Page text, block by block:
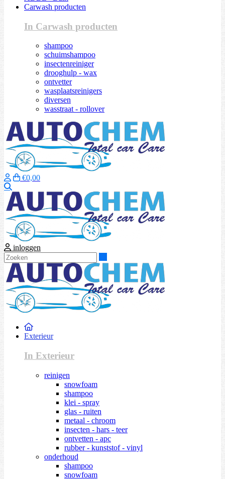
Carwash producten
In Carwash producten
shampoo
schuimshampoo
insectenreiniger
drooghulp - wax
ontvetter
wasplaatsreinigers
diversen
wasstraat - rollover
€0,00
inloggen
Exterieur
In Exterieur
reinigen
snowfoam
shampoo
klei - spray
glas - ruiten
metaal - chroom
insecten - hars - teer
ontvetten - apc
rubber - kunststof - vinyl
onderhoud
shampoo
snowfoam